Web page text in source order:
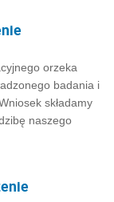
orzeka
badania i
składamy
naszego